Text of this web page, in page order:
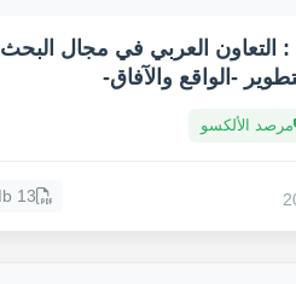
النشرة 17 : التعاون العربي في مجال البحث
-الواقع والآفاق-
مرصد الألكسو
13 Mb